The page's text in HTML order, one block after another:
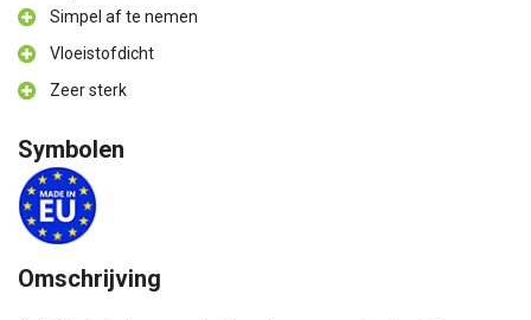
Simpel af te nemen
Vloeistofdicht
Zeer sterk
Symbolen
Omschrijving